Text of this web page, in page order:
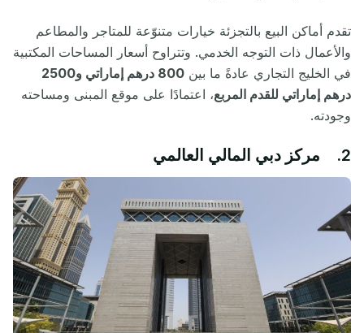
تقدم أماكن البيع بالتجزئة خيارات متنوّعة للمتاجر والمطاعم
والأعمال ذات التوجه الخدمي. وتتراوح أسعار المساحات المكتبية
في الخليج التجاري عادةً ما بين
800 درهم إماراتي و2500
درهم إماراتي للقدم المربع، اعتمادًا على موقع المبنى ومساحته
وجودته.
2. مركز دبي المالي العالمي